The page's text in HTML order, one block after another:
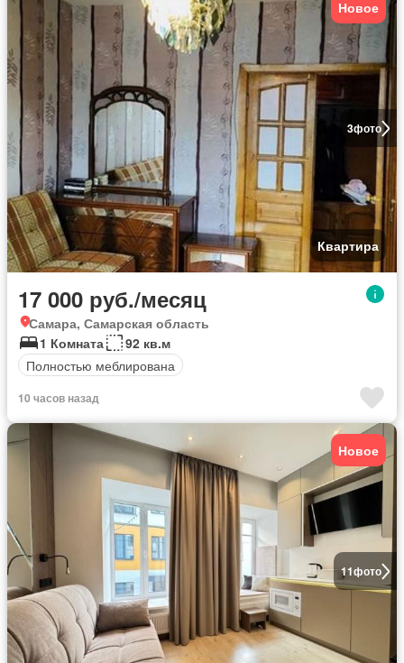
3фото
Новое
Квартира
17 000 руб./месяц
Самара, Самарская область
1 Комната
92 кв.м
Полностью меблирована
10 часов назад
11фото
Новое